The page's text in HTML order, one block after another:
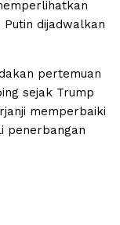
dijadwalkan
pertemuan
sejak Trump
memperbaiki
penerbangan